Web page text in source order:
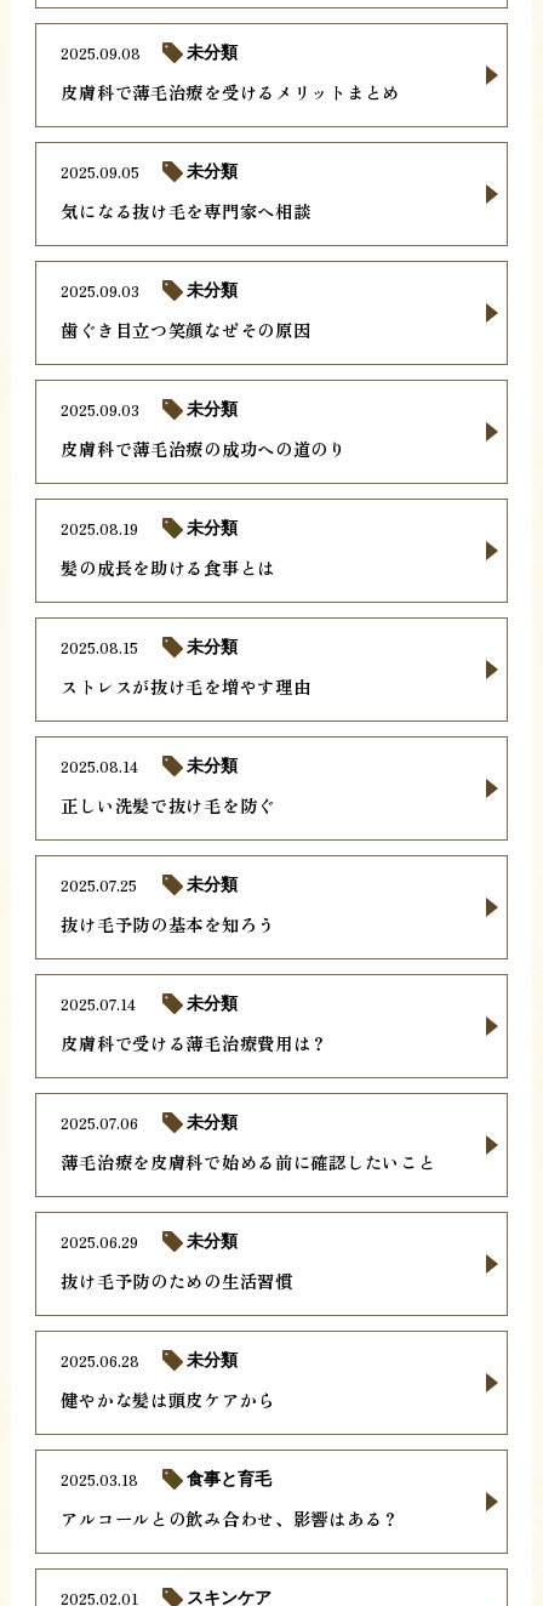
皮膚科で薄毛治療を受けるメリットまとめ
2025.09.08 未分類
気になる抜け毛を専門家へ相談
2025.09.05 未分類
歯ぐき目立つ笑顔なぜその原因
2025.09.03 未分類
皮膚科で薄毛治療の成功への道のり
2025.09.03 未分類
髪の成長を助ける食事とは
2025.08.19 未分類
ストレスが抜け毛を増やす理由
2025.08.15 未分類
正しい洗髪で抜け毛を防ぐ
2025.08.14 未分類
抜け毛予防の基本を知ろう
2025.07.25 未分類
皮膚科で受ける薄毛治療費用は？
2025.07.14 未分類
薄毛治療を皮膚科で始める前に確認したいこと
2025.07.06 未分類
抜け毛予防のための生活習慣
2025.06.29 未分類
健やかな髪は頭皮ケアから
2025.06.28 未分類
アルコールとの飲み合わせ、影響はある？
2025.03.18 食事と育毛
2025.02.01 スキンケア